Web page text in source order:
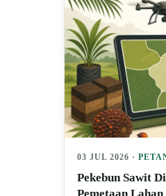
03 JUL 2026 ·
Pekebun Sawit
Pemetaan Lahan